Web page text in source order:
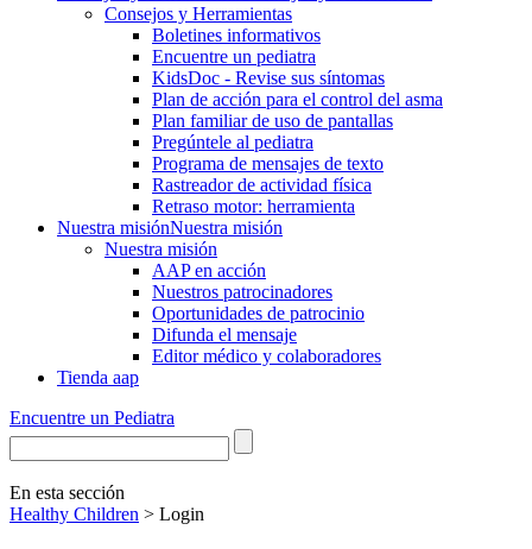
Consejos y Herramientas
Boletines informativos
Encuentre un pediatra
KidsDoc - Revise sus síntomas
Plan de acción para el control del asma
Plan familiar de uso de pantallas
Pregúntele al pediatra
Programa de mensajes de texto
Rastre​​ador de activida​d física
Retraso motor: herramienta
Nuestra misiónNuestra misión
Nuestra misión
AAP en acción
Nuestros patrocinadores
Oportunidades de patrocinio
Difunda el mensaje
Editor médico y colaboradores
Tienda aap
Encuentre un Pediatra
En esta sección
Healthy Children > Login